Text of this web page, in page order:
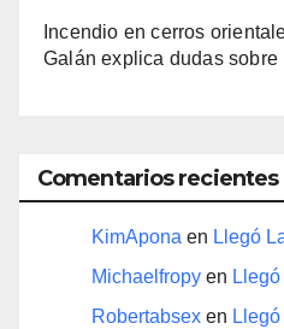
Incendio en cerros
Galán explica dudas
Comentarios recientes
KimApona en Llegó
Michaelfropy en
Robertabsex en